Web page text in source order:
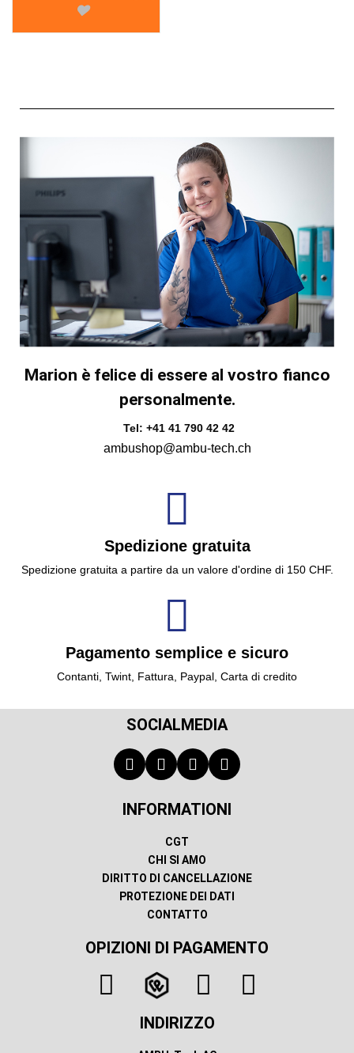
Marion è felice di essere al vostro fianco
personalmente.
Tel: +41 41 790 42 42
ambushop@ambu-tech.ch
Spedizione gratuita
Spedizione gratuita a partire da un valore d'ordine di 150 CHF.
Pagamento semplice e sicuro
Contanti, Twint, Fattura, Paypal, Carta di credito
SOCIALMEDIA
INFORMATIONI
CGT
CHI SI AMO
DIRITTO DI CANCELLAZIONE
PROTEZIONE DEI DATI
CONTATTO
OPIZIONI DI PAGAMENTO
INDIRIZZO